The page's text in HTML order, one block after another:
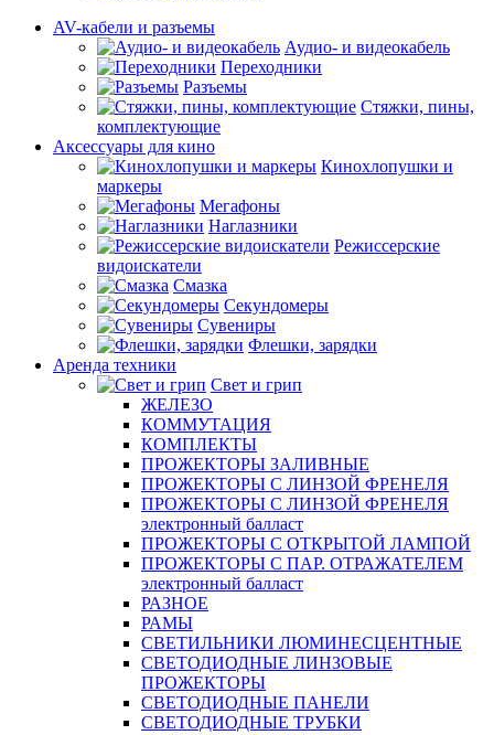
AV-кабели и разъемы
Аудио- и видеокабель
Переходники
Разъемы
Стяжки, пины,
комплектующие
Аксессуары для кино
Кинохлопушки и
маркеры
Мегафоны
Наглазники
Режиссерские
видоискатели
Смазка
Секундомеры
Сувениры
Флешки, зарядки
Аренда техники
Свет и грип
ЖЕЛЕЗО
КОММУТАЦИЯ
КОМПЛЕКТЫ
ПРОЖЕКТОРЫ ЗАЛИВНЫЕ
ПРОЖЕКТОРЫ С ЛИНЗОЙ ФРЕНЕЛЯ
ПРОЖЕКТОРЫ С ЛИНЗОЙ ФРЕНЕЛЯ
электронный балласт
ПРОЖЕКТОРЫ С ОТКРЫТОЙ ЛАМПОЙ
ПРОЖЕКТОРЫ С ПАР. ОТРАЖАТЕЛЕМ
электронный балласт
РАЗНОЕ
РАМЫ
СВЕТИЛЬНИКИ ЛЮМИНЕСЦЕНТНЫЕ
СВЕТОДИОДНЫЕ ЛИНЗОВЫЕ
ПРОЖЕКТОРЫ
СВЕТОДИОДНЫЕ ПАНЕЛИ
СВЕТОДИОДНЫЕ ТРУБКИ